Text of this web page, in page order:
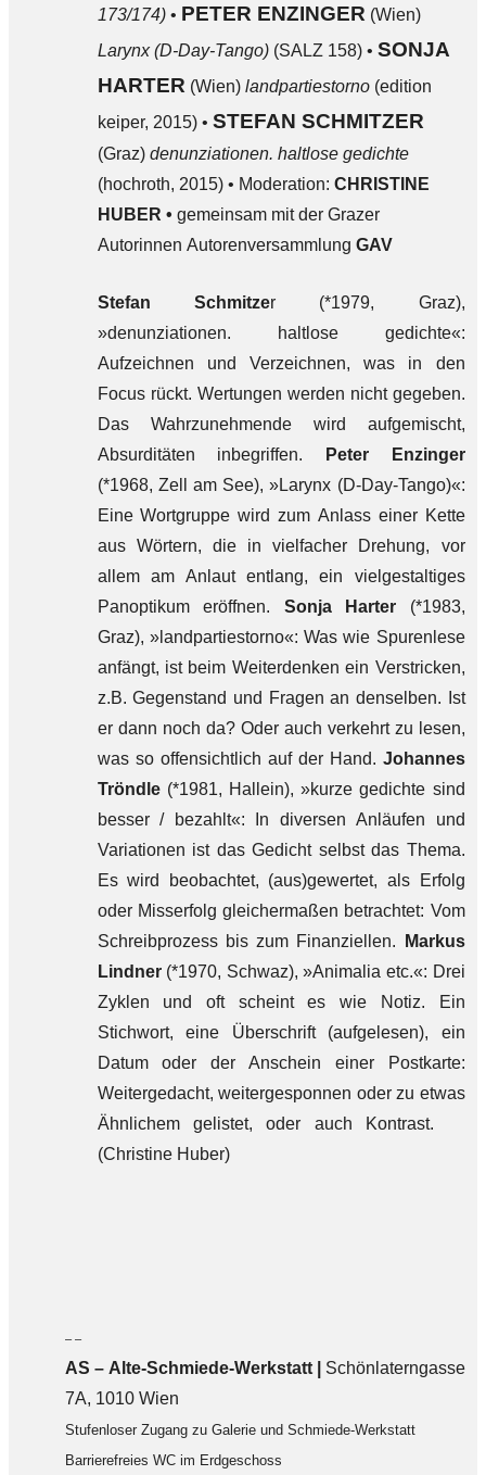
173/174)• PETER ENZINGER (Wien)
Larynx (D-Day-Tango)(SALZ 158) • SONJA
HARTER (Wien) landpartiestorno(edition
keiper, 2015) • STEFAN SCHMITZER
(Graz) denunziationen. haltlose gedichte
(hochroth, 2015) • Moderation: CHRISTINE
HUBER • gemeinsam mit der Grazer
Autorinnen Autorenversammlung GAV
Stefan Schmitzer (*1979, Graz),
»denunziationen. haltlose gedichte«:
Aufzeichnen und Verzeichnen, was in den
Focus rückt. Wertungen werden nicht gegeben.
Das Wahrzunehmende wird aufgemischt,
Absurditäten inbegriffen.
Peter Enzinger
(*1968, Zell am See), »Larynx (D-Day-Tango)«:
Eine Wortgruppe wird zum Anlass einer Kette
aus Wörtern, die in vielfacher Drehung, vor
allem am Anlaut entlang, ein vielgestaltiges
Panoptikum eröffnen. Sonja Harter(*1983,
Graz), »landpartiestorno«: Was wie Spurenlese
anfängt, ist beim Weiterdenken ein Verstricken,
z.B. Gegenstand und Fragen an denselben. Ist
er dann noch da? Oder auch verkehrt zu lesen,
was so offensichtlich auf der Hand. Johannes
Tröndle(*1981, Hallein), »kurze gedichte sind
besser / bezahlt«: In diversen Anläufen und
Variationen ist das Gedicht selbst das Thema.
Es wird beobachtet, (aus)gewertet, als Erfolg
oder Misserfolg gleichermaßen betrachtet: Vom
Schreibprozess bis zum Finanziellen.
Markus
Lindner(*1970, Schwaz), »Animalia etc.«: Drei
Zyklen und oft scheint es wie Notiz. Ein
Stichwort, eine Überschrift (aufgelesen), ein
Datum oder der Anschein einer Postkarte:
Weitergedacht, weitergesponnen oder zu etwas
Ähnlichem gelistet, oder auch Kontrast.
(Christine Huber)
– –
AS – Alte-Schmiede-Werkstatt | Schönlaterngasse
7A, 1010 Wien
Stufenloser Zugang zu Galerie und Schmiede-Werkstatt
Barrierefreies WC im Erdgeschoss